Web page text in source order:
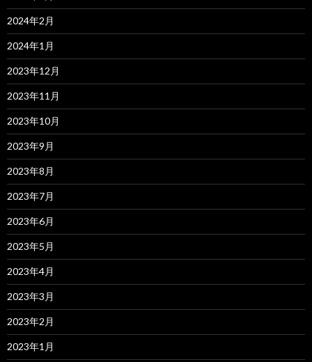
2024年2月
2024年1月
2023年12月
2023年11月
2023年10月
2023年9月
2023年8月
2023年7月
2023年6月
2023年5月
2023年4月
2023年3月
2023年2月
2023年1月